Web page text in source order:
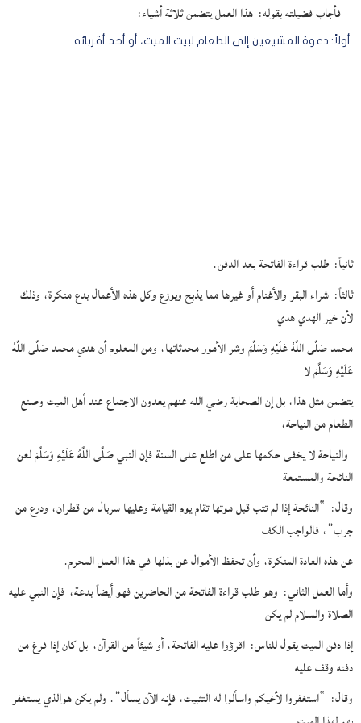
فأجاب فضيلته بقوله: هذا العمل يتضمن ثلاثة أشياء:
أولاً: دعوة المشيعين إلى الطعام لبيت الميت، أو أحد أقربائه.
ثانياً: طلب قراءة الفاتحة بعد الدفن.
ثالثاً: شراء البقر والأغنام أو غيرها مما يذبح ويوزع وكل هذه الأعمال بدع منكرة، وذلك
لأن خير الهدي هدي
محمد صَلَّى اللَّهُ عَلَيْهِ وَسَلَّمَ وشر الأمور محدثاتها، ومن المعلوم أن هدي محمد صَلَّى اللَّهُ
عَلَيْهِ وَسَلَّمَ لا
يتضمن مثل هذا، بل إن الصحابة رضي الله عنهم يعدون الاجتماع عند أهل الميت وصنع
الطعام من النياحة،
والنياحة لا يخفى حكمها على من اطلع على السنة فإن النبي صَلَّى اللَّهُ عَلَيْهِ وَسَلَّمَ لعن
النائحة والمستمعة
وقال: “النائحة إذا لم تتب قبل موتها تقام يوم القيامة وعليها سربال من قطران، ودرع من
جرب”، فالواجب الكف
عن هذه العادة المنكرة، وأن تحفظ الأموال عن بذلها في هذا العمل المحرم.
وأما العمل الثاني: وهو طلب قراءة الفاتحة من الحاضرين فهو أيضاً بدعة، فإن النبي عليه
الصلاة والسلام لم يكن
إذا دفن الميت يقول للناس: اقرؤوا عليه الفاتحة، أو شيئاً من القرآن، بل كان إذا فرغ من
دفنه وقف عليه
وقال: “استغفروا لأخيكم واسألوا له التثبيت، فإنه الآن يسأل”. ولم يكن هوالذي يستغفر